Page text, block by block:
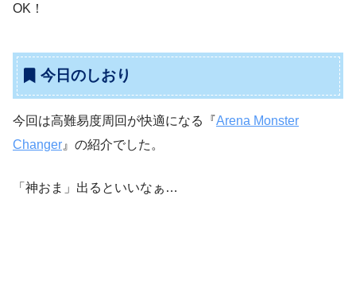
OK！
今日のしおり
今回は高難易度周回が快適になる『Arena Monster
Changer 』の紹介でした。
「神おま」出るといいなぁ…